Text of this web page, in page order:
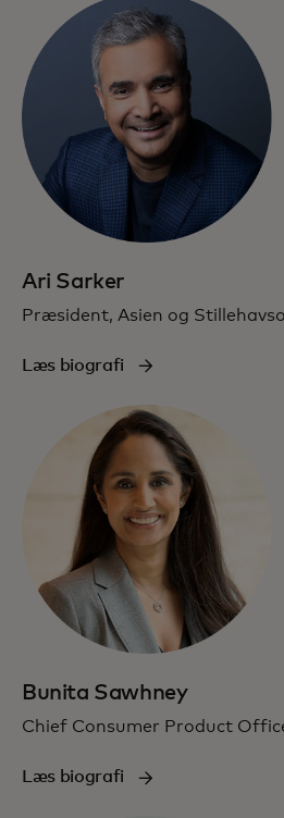
Ari Sarker
Præsident, Asien og
Læs biografi
Bunita Sawhney
Chief Consumer Product
Læs biografi